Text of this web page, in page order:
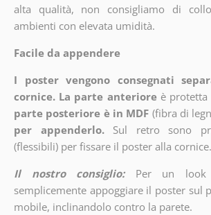
alta qualità, non consigliamo di
ambienti con elevata umidità.
Facile da appendere
I poster vengono consegnati
cornice. La parte anteriore è protetta
parte posteriore è in MDF (fibra di
per appenderlo.
Sul retro sono
(flessibili) per fissare il poster alla cornice.
Il nostro consiglio:
Per un look
semplicemente appoggiare il poster sul
mobile, inclinandolo contro la parete.